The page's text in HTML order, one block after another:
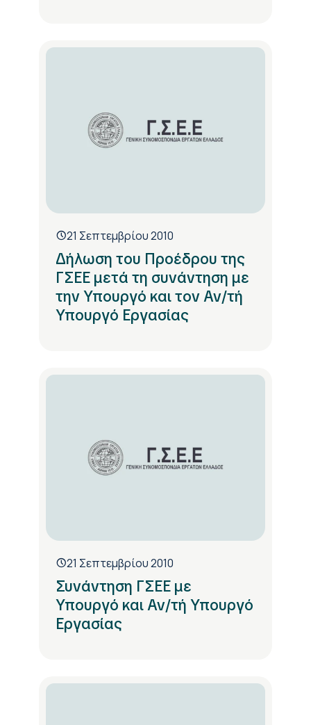
21 Σεπτεμβρίου 2010
Δήλωση του Προέδρου της
ΓΣΕΕ μετά τη συνάντηση με
την Υπουργό και τον Αν/τή
Υπουργό Εργασίας
21 Σεπτεμβρίου 2010
Συνάντηση ΓΣΕΕ με
Υπουργό και Αν/τή Υπουργό
Εργασίας